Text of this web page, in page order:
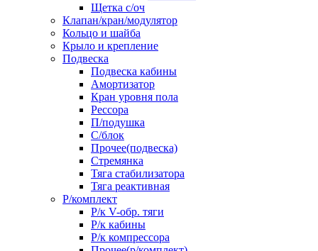
Щетка с/оч
Клапан/кран/модулятор
Кольцо и шайба
Крыло и крепление
Подвеска
Подвеска кабины
Амортизатор
Кран уровня пола
Рессора
П/подушка
С/блок
Прочее(подвеска)
Стремянка
Тяга стабилизатора
Тяга реактивная
Р/комплект
Р/к V-обр. тяги
Р/к кабины
Р/к компрессора